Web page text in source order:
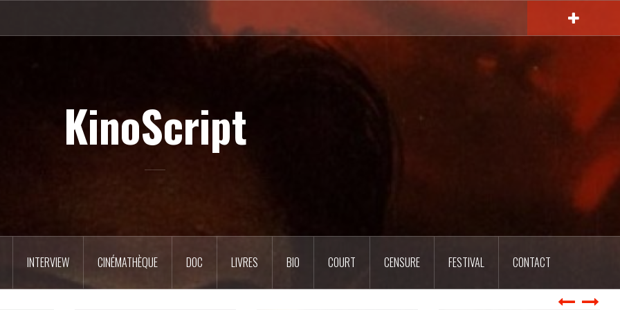
KinoScript
INTERVIEW CINÉMATHÈQUE DOC LIVRES BIO COURT CENSURE FESTIVAL CONTACT